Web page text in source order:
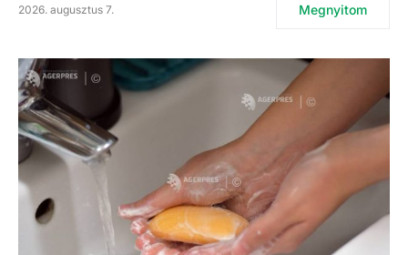
2026. augusztus 7. Megnyitom